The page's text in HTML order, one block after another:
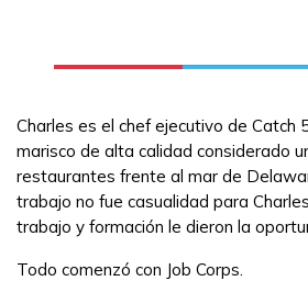
Estudiantes
Padres/
Charles es el chef ejecutivo de Catch
marisco de alta calidad considerado
restaurantes frente al mar de
trabajo no fue casualidad para
trabajo y formación le dieron la
Todo comenzó con Job Corps.